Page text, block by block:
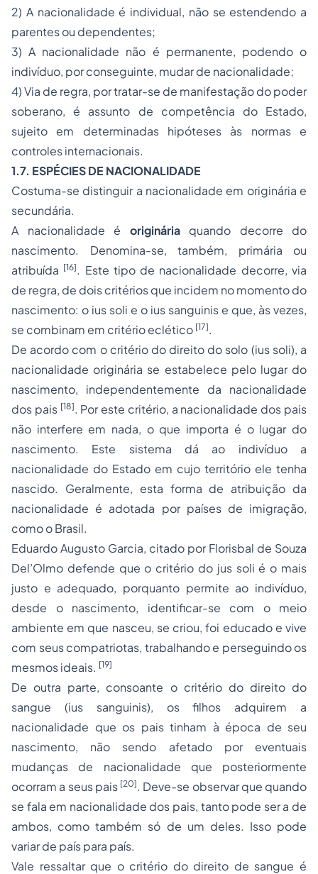
2) A nacionalidade é individual, não se estendendo a
parentes ou dependentes;
3) A nacionalidade não é permanente, podendo o
indivíduo, por conseguinte, mudar de nacionalidade;
4) Via de regra, por tratar-se de manifestação do poder
soberano, é assunto de competência do Estado,
sujeito em determinadas hipóteses às normas e
controles internacionais.
1.7. ESPÉCIES DE NACIONALIDADE
Costuma-se distinguir a nacionalidade em originária e
secundária.
A nacionalidade é origináriaquando decorre do
nascimento. Denomina-se, também, primária ou
atribuída [16]. Este tipo de nacionalidade decorre, via
de regra, de dois critérios que incidem no momento do
nascimento: o ius soli e o ius sanguinis e que, às vezes,
se combinam em critério eclético [17].
De acordo com o critério do direito do solo (ius soli), a
nacionalidade originária se estabelece pelo lugar do
nascimento, independentemente da nacionalidade
dos pais [18]. Por este critério, a nacionalidade dos pais
não interfere em nada, o que importa é o lugar do
nascimento. Este sistema dá ao indivíduo a
nacionalidade do Estado em cujo território ele tenha
nascido. Geralmente, esta forma de atribuição da
nacionalidade é adotada por países de imigração,
como o Brasil.
Eduardo Augusto Garcia, citado por Florisbal de Souza
Del’Olmo defende que o critério do jus soli é o mais
justo e adequado, porquanto permite ao indivíduo,
desde o nascimento, identificar-se com o meio
ambiente em que nasceu, se criou, foi educado e vive
com seus compatriotas, trabalhando e perseguindo os
mesmos ideais. [19]
De outra parte, consoante o critério do direito do
sangue (ius sanguinis), os filhos adquirem a
nacionalidade que os pais tinham à época de seu
nascimento, não sendo afetado por eventuais
mudanças de nacionalidade que posteriormente
ocorram a seus pais [20]. Deve-se observar que quando
se fala em nacionalidade dos pais, tanto pode ser a de
ambos, como também só de um deles. Isso pode
variar de país para país.
Vale ressaltar que o critério do direito de sangue é